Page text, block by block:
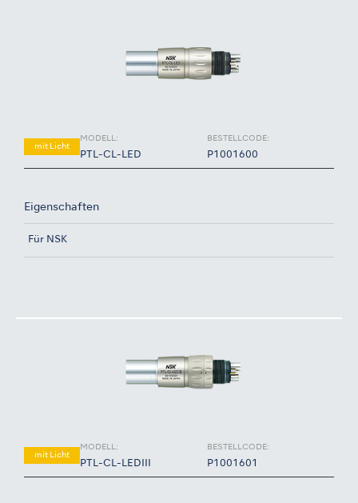
mit Licht
MODELL:
PTL-CL-LED
BESTELLCODE:
P1001600
Eigenschaften
Für NSK
mit Licht
MODELL:
PTL-CL-LEDIII
BESTELLCODE:
P1001601